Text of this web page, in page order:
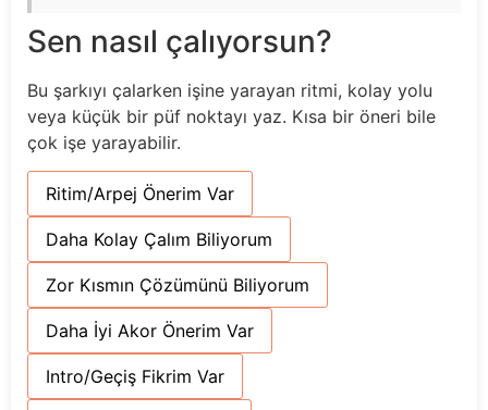
Sen nasıl çalıyorsun?
Bu şarkıyı çalarken işine yarayan ritmi, kolay yolu
veya küçük bir püf noktayı yaz. Kısa bir öneri bile
çok işe yarayabilir.
Ritim/Arpej Önerim Var
Daha Kolay Çalım Biliyorum
Zor Kısmın Çözümünü Biliyorum
Daha İyi Akor Önerim Var
Intro/Geçiş Fikrim Var